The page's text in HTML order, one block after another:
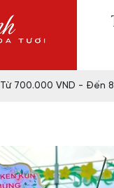
Từ 700.000 VND - Đến